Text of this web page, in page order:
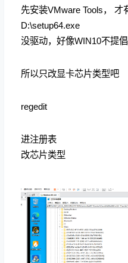
先安装VMware Tools， 才
D:\setup64.exe
没驱动，好像WIN10不提
所以只改显卡芯片类型吧
regedit
进注册表
改芯片类型